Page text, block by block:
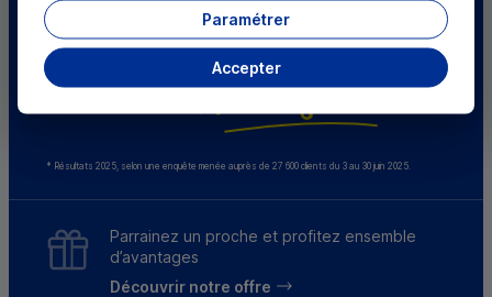
* Résultats 2025, selon une enquête menée auprès de 27 600 clients du 3 au 30 juin 2025.
Parrainez un proche et profitez ensemble
d’avantages
Découvrir notre offre
Accepter
Paramétrer